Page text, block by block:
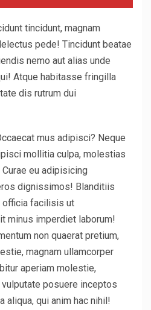
tincidunt, magnam
pede! Tincidunt beatae
nemo aut alias unde
Atque habitasse fringilla
dis rutrum dui
mus adipisci? Neque
mollitia culpa, molestias
Curae eu adipisicing
dignissimos! Blanditiis
officia facilisis ut
minus imperdiet laborum!
non quaerat pretium,
magnam ullamcorper
aperiam molestie,
posuere inceptos
aliqua, qui anim hac nihil!